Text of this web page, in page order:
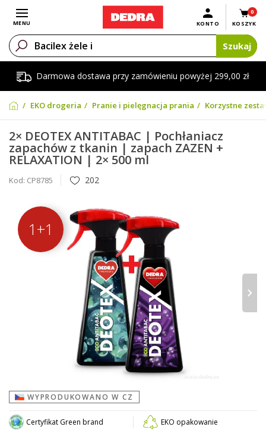
Darmowa dostawa przy zamówieniu powyżej 299,00 zł
Otwórz menu
MENU
0
KOSZYK
KONTO
Szukaj
EKO drogeria Pranie i pielęgnacja prania Korzystne
2× DEOTEX ANTITABAC | Pochłaniacz
zapachów z tkanin | zapach ZAZEN +
RELAXATION | 2× 500 ml
Kod: CP8785 202
1+1
›
WYPRODUKOWANO W CZ
Certyfikat Green brand
EKO opakowanie